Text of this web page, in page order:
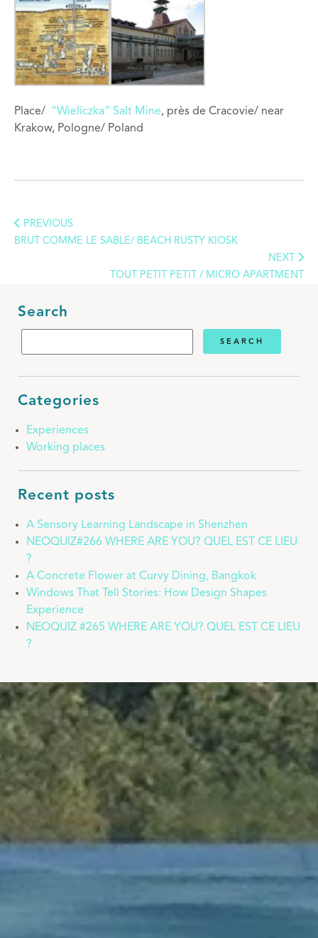
Place/ “Wieliczka” Salt Mine, près de Cracovie/ near
Krakow, Pologne/ Poland
PREVIOUS
BRUT COMME LE SABLE/ BEACH RUSTY KIOSK
NEXT
TOUT PETIT PETIT / MICRO APARTMENT
Search
Categories
Experiences
Working places
Recent posts
A Sensory Learning Landscape in Shenzhen
NEOQUIZ#266 WHERE ARE YOU? QUEL EST CE LIEU
?
A Concrete Flower at Curvy Dining, Bangkok
Windows That Tell Stories: How Design Shapes
Experience
NEOQUIZ #265 WHERE ARE YOU? QUEL EST CE LIEU
?